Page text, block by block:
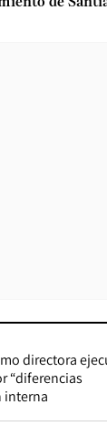
directora
“diferencias
interna